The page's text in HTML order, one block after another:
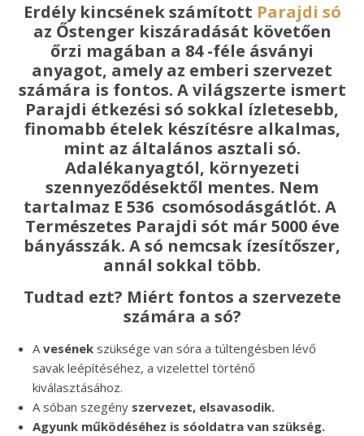
Erdély kincsének számított Parajdi só
az Őstenger kiszáradását követően
őrzi magában a 84 -féle ásványi
anyagot, amely az emberi szervezet
számára is fontos. A világszerte ismert
Parajdi étkezési só sokkal ízletesebb,
finomabb ételek készítésre alkalmas,
mint az általános asztali só.
Adalékanyagtól, környezeti
szennyeződésektől mentes. Nem
tartalmaz E 536 csomósodásgátlót. A
Természetes Parajdi sót már 5000 éve
bányásszák. A só nemcsak ízesítőszer,
annál sokkal több.
Tudtad ezt? Miért fontos a szervezete
számára a só?
Avesének szüksége van sóra a túltengésben lévő
savak leépítéséhez, a vizelettel történő
kiválasztásához.
A sóban szegény szervezet, elsavasodik.
Agyunk működéséhez is sóoldatra van szükség.